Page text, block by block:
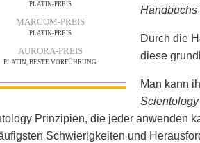
PLATIN-PREIS
MARCOM-PREIS
PLATIN-PREIS
AURORA-PREIS
PLATIN, BESTE VORFÜHRUNG
Handbuchs
Durch die
diese
Man kann
Prinzipien, die jeder anwenden
Schwierigkeiten und